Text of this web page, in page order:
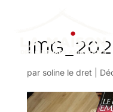
par soline le dret